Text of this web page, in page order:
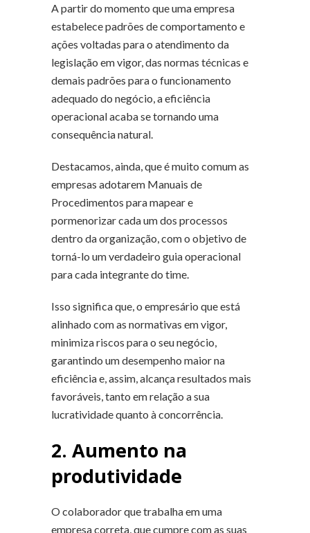
A partir do momento que uma empresa
estabelece padrões de comportamento e
ações voltadas para o atendimento da
legislação em vigor, das normas técnicas e
demais padrões para o funcionamento
adequado do negócio, a eficiência
operacional acaba se tornando uma
consequência natural.
Destacamos, ainda, que é muito comum as
empresas adotarem Manuais de
Procedimentos para mapear e
pormenorizar cada um dos processos
dentro da organização, com o objetivo de
torná-lo um verdadeiro guia operacional
para cada integrante do time.
Isso significa que, o empresário que está
alinhado com as normativas em vigor,
minimiza riscos para o seu negócio,
garantindo um desempenho maior na
eficiência e, assim, alcança resultados mais
favoráveis, tanto em relação a sua
lucratividade quanto à concorrência.
2. Aumento na
produtividade
O colaborador que trabalha em uma
empresa correta, que cumpre com as suas